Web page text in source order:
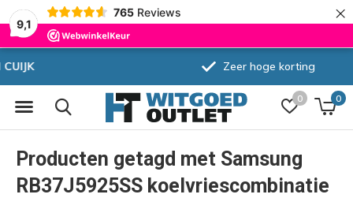
9,1
765 Reviews ×
0 0
Zeer hoge korting
Producten getagd met Samsung
RB37J5925SS koelvriescombinatie